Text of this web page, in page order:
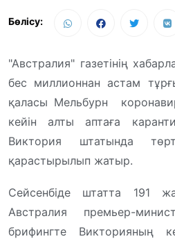
Бөлісу:
"Австралия" газетінің
бес миллионнан астам
қаласы Мельбурн
кейін алты аптаға
Виктория штатында
қарастырылып жатыр.
Сейсенбіде штатта 191
Австралия премьер-
брифингте Викторияның